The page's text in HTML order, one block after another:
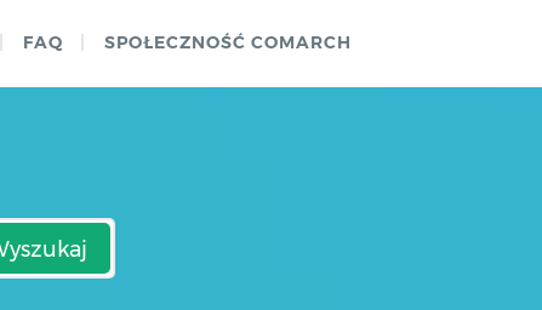
FAQ SPOŁECZNOŚĆ COMARCH